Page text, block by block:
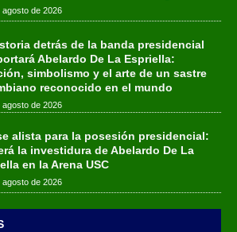
agosto de 2026
detrás de la banda presidencial
Abelardo De La Espriella:
simbolismo y el arte de un sastre
reconocido en el mundo
agosto de 2026
alista para la posesión presidencial:
la investidura de Abelardo De La
en la Arena USC
agosto de 2026